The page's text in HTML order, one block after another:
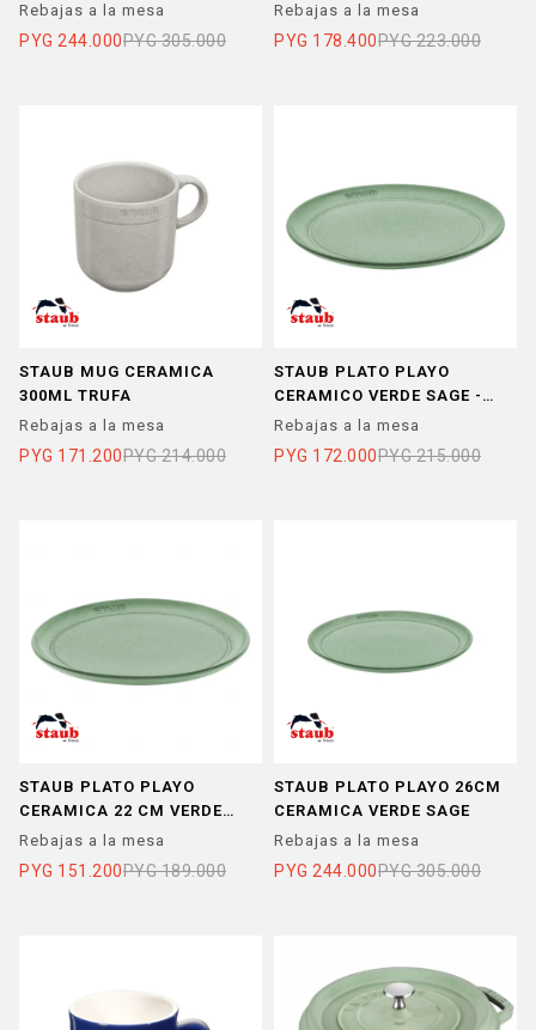
Rebajas a la mesa
PYG 244.000PYG 305.000
Rebajas a la mesa
PYG 178.400PYG 223.000
STAUB MUG CERAMICA
300ML TRUFA
Rebajas a la mesa
PYG 171.200PYG 214.000
STAUB PLATO PLAYO
CERAMICO VERDE SAGE -
STAUB PLATO PLAYO
Rebajas a la mesa
PYG 172.000PYG 215.000
STAUB PLATO PLAYO
CERAMICA 22 CM VERDE
SAGE
Rebajas a la mesa
PYG 151.200PYG 189.000
STAUB PLATO PLAYO 26CM
CERAMICA VERDE SAGE
Rebajas a la mesa
PYG 244.000PYG 305.000